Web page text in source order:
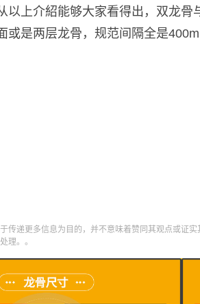
以上介紹能够大家看得出，双龙骨
或是两层龙骨，规范间隔全是
传递更多信息为目的，并不意味着赞同其观点或证实
理。。